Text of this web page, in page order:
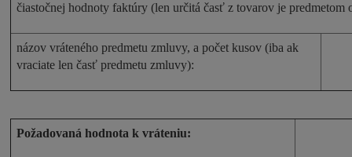
čiastočnej hodnoty faktúry (len určitá časť z tovarov je predmetom
názov vráteného predmetu zmluvy, a počet kusov (iba ak
vraciate len časť predmetu zmluvy):
Požadovaná hodnota k vráteniu: